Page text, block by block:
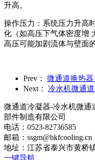
升高。
操作压力：系统压力升高
化（如高压下气体密度增
高压可能加剧流体与壁面
Prev：
微通道换热
Next：
冷水机微通
微通道冷凝器-冷水机微通
部件制造有限公司
电话：0523-82736585
邮箱：ssgm@bkfcooling.cn
地址：江苏省泰兴市黄桥
一键导航